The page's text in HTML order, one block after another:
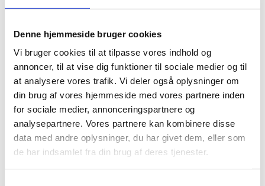
Denne hjemmeside bruger cookies
Vi bruger cookies til at tilpasse vores indhold og
annoncer, til at vise dig funktioner til sociale medier og til
at analysere vores trafik. Vi deler også oplysninger om
din brug af vores hjemmeside med vores partnere inden
for sociale medier, annonceringspartnere og
analysepartnere. Vores partnere kan kombinere disse
data med andre oplysninger, du har givet dem, eller som
de har indsamlet fra din brug af deres tjenester.
Der er endnu ikke nogle anmeldelser.
Vær den første til at anmelde “Sunday Dark
Navy 5882”
Din e-mailadresse vil ikke blive publiceret. Krævede felter er
markeret med
Din bedømmelse
Din anmeldelse*